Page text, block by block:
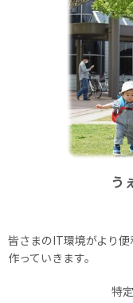
う
皆さまのIT環境がより
作っていきます。
特